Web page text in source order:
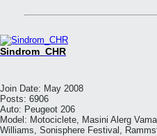
Sindrom_CHR
Join Date: May 2008
Posts: 6906
Auto: Peugeot 206
Model: Motociclete, Masini Alerg
Williams, Sonisphere Festival,